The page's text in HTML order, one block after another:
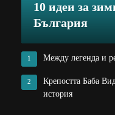
10 идеи за
България
1 Между легенда и
2
Крепостта Баба
история